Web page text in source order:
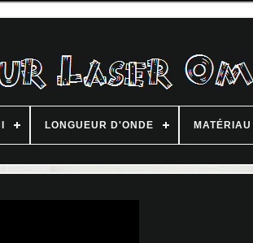
LONGUEUR D'ONDE MATÉRIAU